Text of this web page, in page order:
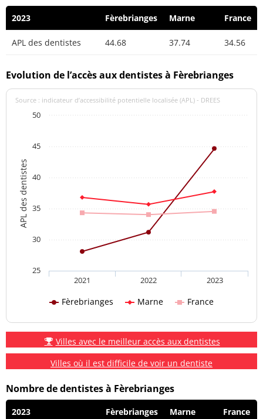
2023 Fèrebrianges Marne France
APL des dentistes 44.68 37.74 34.56
Evolution de l’accès aux dentistes à Fèrebrianges
APL des dentistes
Source : indicateur d’accessibilité potentielle localisée (APL) - DREES
Fèrebrianges Marne France
2021 2022 2023
25
30
35
40
45
50
Villes avec le meilleur accès aux dentistes
Villes où il est difficile de voir un dentiste
Nombre de dentistes à Fèrebrianges
2023 Fèrebrianges Marne France